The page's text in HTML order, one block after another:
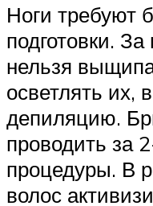
Ноги требуют
подготовки.
нельзя
осветлять их,
депиляцию.
проводить за
процедуры. В
волос